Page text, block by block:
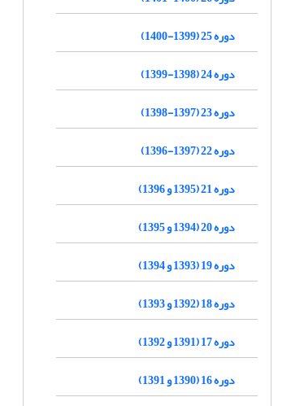
دوره 25 (1399-1400)
دوره 24 (1398-1399)
دوره 23 (1397-1398)
دوره 22 (1397-1396)
دوره 21 (1395 و 1396)
دوره 20 (1394 و 1395)
دوره 19 (1393 و 1394)
دوره 18 (1392 و 1393)
دوره 17 (1391 و 1392)
دوره 16 (1390 و 1391)